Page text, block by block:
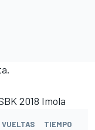
.
2018 Imola
VUELTAS TIEMPO